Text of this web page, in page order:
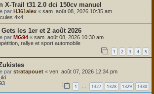
X-Trail t31 2.0 dci 150cv manuel
par HJ61alex « sam. août 08, 2026 10:35 am
4x4
les 1er et 2 août 2026
par MG94 « sam. août 08, 2026 10:30 am
rallye et sport automobile
1 2 3 4 5
par stratapouet « ven. août 07, 2026 12:34 pm
1 … 1327 1328 1329 1330